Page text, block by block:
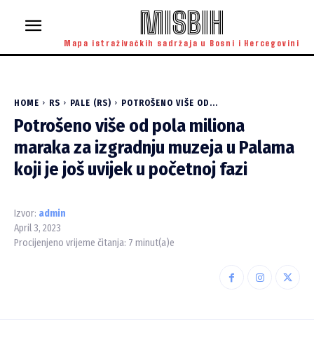
MISBIH
Mapa istraživačkih sadržaja u Bosni i Hercegovini
HOME RS PALE (RS) POTROŠENO VIŠE OD...
Potrošeno više od pola miliona
maraka za izgradnju muzeja u Palama
koji je još uvijek u početnoj fazi
Izvor: admin
April 3, 2023
Procijenjeno vrijeme čitanja: 7 minut(a)e